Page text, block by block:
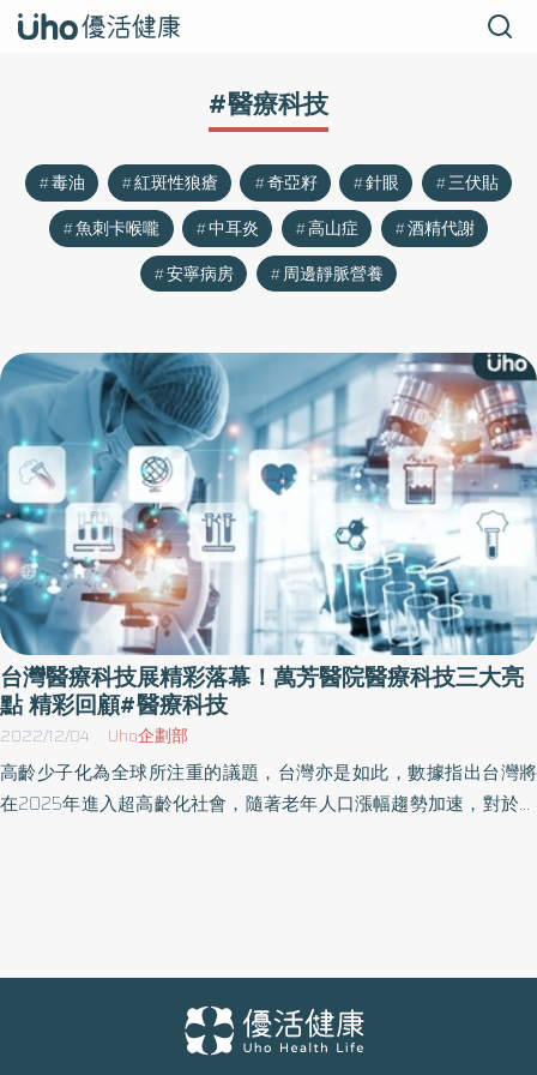
#醫療科技
毒油 紅斑性狼瘡 奇亞籽 針眼
三伏貼
魚刺卡喉嚨
中耳炎 高山症
酒精代謝
安寧病房
周邊靜脈營養
台灣醫療科技展精彩落幕！萬芳醫院醫療科技三大亮
點 精彩回顧#醫療科技
2022/12/04 Uho企劃部
高齡少子化為全球所注重的議題，台灣亦是如此，數據指出台灣將
在2025年進入超高齡化社會，隨著老年人口漲幅趨勢加速，對於醫
及十二指腸全段。因為膠囊體積小，除了降低檢查中的不適感，也
避免彎曲的羊腸小徑不慎被管子拉扯受傷的風險，也能在檢查當下